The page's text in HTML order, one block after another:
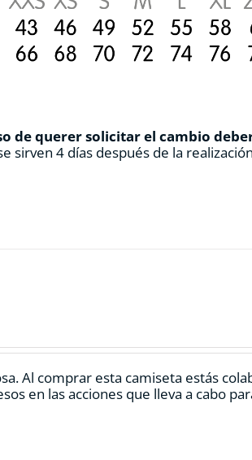
de querer solicitar el cambio
sirven 4 días después de la
Al comprar esta camiseta estás
en las acciones que lleva a cabo